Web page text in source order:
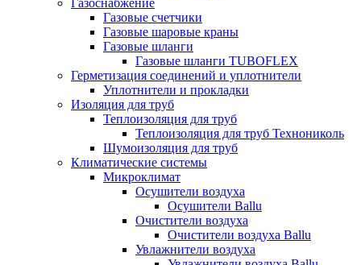
Газоснабжение
Газовые счетчики
Газовые шаровые краны
Газовые шланги
Газовые шланги TUBOFLEX
Герметизация соединений и уплотнители
Уплотнители и прокладки
Изоляция для труб
Теплоизоляция для труб
Теплоизоляция для труб Технониколь
Шумоизоляция для труб
Климатические системы
Микроклимат
Осушители воздуха
Осушители Ballu
Очистители воздуха
Очистители воздуха Ballu
Увлажнители воздуха